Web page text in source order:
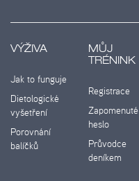
VÝŽIVA
Jak to funguje
Dietologické
vyšetření
Porovnání
balíčků
MŮJ
TRÉNINK
Registrace
Zapomenuté
heslo
Průvodce
deníkem